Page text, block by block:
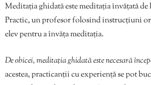
Meditația ghidată este meditația învățată de
Practic, un profesor folosind instrucțiuni
elev pentru a învăța meditația.
De obicei, meditația ghidată este necesară
acestea, practicanții cu experiență se pot